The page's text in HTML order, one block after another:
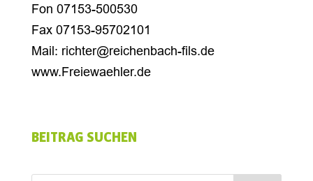
Fon 07153-500530
Fax 07153-95702101
Mail: richter@reichenbach-fils.de
www.Freiewaehler.de
BEITRAG SUCHEN